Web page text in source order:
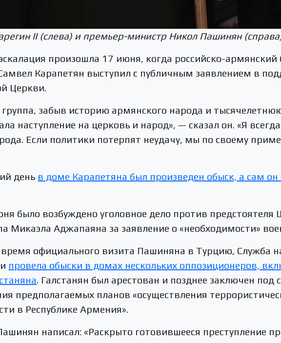
II (слева) и премьер-министр Никол Пашинян
произошла 17 июня, когда российско-армянский
Карапетян выступил с публичным заявлением в
Церкви.
забыв историю армянского народа и
наступление на церковь и народ», — сказал он. «Я
Если политики потерпят неудачу, мы по своему
день в доме Карапетяна был произведен обыск, а сам
было возбуждено уголовное дело против предстоятеля
Микаэла Аджапаяна за заявление о «необходимости»
официального визита Пашиняна в Турцию, Служба
провела обыски в домах нескольких оппозиционеров,
. Галстанян был арестован и позднее заключен под
предполагаемых планов «осуществления
в Республике Армения».
написал: «Раскрыто готовившееся преступление